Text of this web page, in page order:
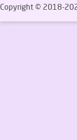
Copyright © 2018-